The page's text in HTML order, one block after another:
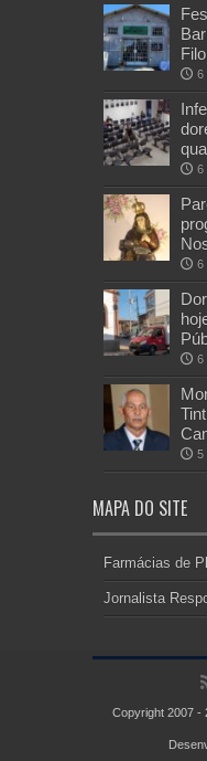
6
6
6
6
5
MAPA DO SITE
Farmácias de
Jornalista
Copyright 2007 -